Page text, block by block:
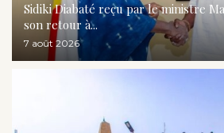
Sidiki Diabaté reçu par le ministre
son retour à...
7 août 2026